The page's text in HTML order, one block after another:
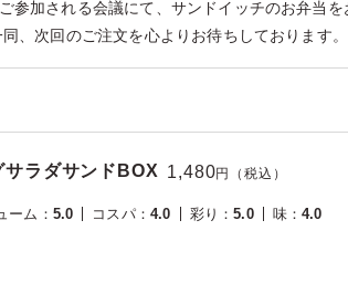
参加される会議にて、サンドイッチのお弁当
、次回のご注文を心よりお待ちしております。
サラダサンドBOX 1,480円（税込）
ーム ： 5.0 コスパ： 4.0 彩り ：5.0 味：4.0